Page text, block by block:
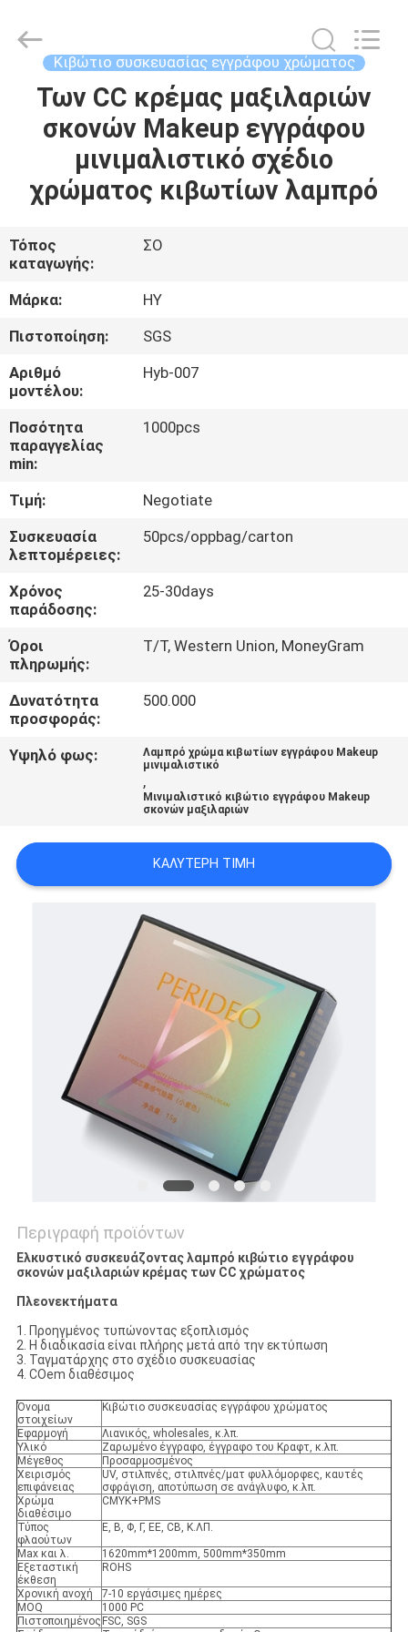
ΣΠΊΤΙ
ΠΡΟΪΌΝΤΑ
ΣΧΕΤΙΚΆ
ΜΕ
ΕΜΆΣ
ΕΠΙΣΚΈΨΕΙΣ
ΣΤΟ
ΕΡΓΟΣΤΆΣΙΟ
ΈΛΕΓΧΟΣ
ΠΟΙΌΤΗΤΑΣ
ΕΠΙΚΟΙΝΩΝΉΣΤΕ
ΜΑΖΊ
ΜΑΣ
ΕΙΔΉΣΕΙΣ
ΖΗΤΉΣΤΕ
ΜΙΑ
SITEMAP
ΠΟΛΙΤΙΚΉ
ΑΠΟΡΡΉΤΟΥ
supplier.
Copyright
Dongguan
ECER
Κιβώτιο συσκευασίας εγγράφου χρώματος
Των CC κρέμας μαξιλαριών
σκονών Makeup εγγράφου
μινιμαλιστικό σχέδιο
χρώματος κιβωτίων λαμπρό
Τόπος
καταγωγής:
ΣΟ
Μάρκα:
HY
Πιστοποίηση:
SGS
Αριθμό
μοντέλου:
Hyb-007
Ποσότητα
παραγγελίας
min:
1000pcs
Τιμή:
Negotiate
Συσκευασία
λεπτομέρειες:
50pcs/oppbag/carton
Χρόνος
παράδοσης:
25-30days
Όροι
πληρωμής:
T/T, Western Union, MoneyGram
Δυνατότητα
προσφοράς:
500.000
Υψηλό φως:
Λαμπρό χρώμα κιβωτίων εγγράφου Makeup
μινιμαλιστικό
,
Μινιμαλιστικό κιβώτιο εγγράφου Makeup
σκονών μαξιλαριών
ΚΑΛΎΤΕΡΗ ΤΙΜΉ
Περιγραφή προϊόντων
Ελκυστικό συσκευάζοντας λαμπρό κιβώτιο εγγράφου
σκονών μαξιλαριών κρέμας των CC χρώματος
Πλεονεκτήματα
1. Προηγμένος τυπώνοντας εξοπλισμός
2. Η διαδικασία είναι πλήρης μετά από την εκτύπωση
3. Ταγματάρχης στο σχέδιο συσκευασίας
4. COem διαθέσιμος
Όνομα
στοιχείων
Κιβώτιο συσκευασίας εγγράφου χρώματος
Εφαρμογή
Λιανικός, wholesales, κ.λπ.
Υλικό
Ζαρωμένο έγγραφο, έγγραφο του Κραφτ, κ.λπ.
Μέγεθος
Προσαρμοσμένος
Χειρισμός
επιφάνειας
UV, στιλπνές, στιλπνές/ματ φυλλόμορφες, καυτές
σφράγιση, αποτύπωση σε ανάγλυφο, κ.λπ.
Χρώμα
διαθέσιμο
CMYK+PMS
Τύπος
φλαούτων
Ε, Β, Φ, Γ, EE, CB, Κ.ΛΠ.
Max και λ.
1620mm*1200mm, 500mm*350mm
Εξεταστική
έκθεση
ROHS
Χρονική ανοχή
7-10 εργάσιμες ημέρες
MOQ
1000 PC
Πιστοποιημένος FSC, SGS